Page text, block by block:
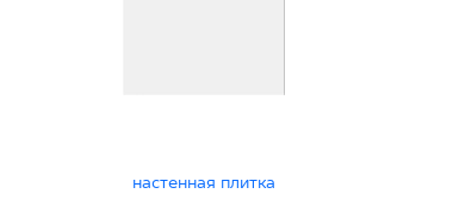
настенная плитка